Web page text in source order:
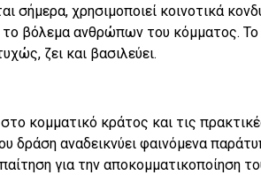
σήμερα, χρησιμοποιεί κοινοτικά
το βόλεμα ανθρώπων του κόμματος. Το
ζει και βασιλεύει.
κομματικό κράτος και τις
δράση αναδεικνύει φαινόμενα
για την αποκομματικοποίηση